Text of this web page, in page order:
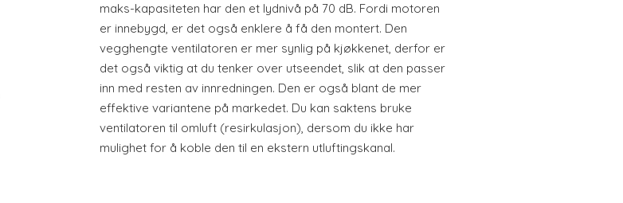
maks-kapasiteten har den et lydnivå på 70 dB. Fordi motoren
er innebygd, er det også enklere å få den montert. Den
vegghengte ventilatoren er mer synlig på kjøkkenet, derfor er
det også viktig at du tenker over utseendet, slik at den passer
inn med resten av innredningen. Den er også blant de mer
effektive variantene på markedet. Du kan saktens bruke
ventilatoren til omluft (resirkulasjon), dersom du ikke har
mulighet for å koble den til en ekstern utluftingskanal.